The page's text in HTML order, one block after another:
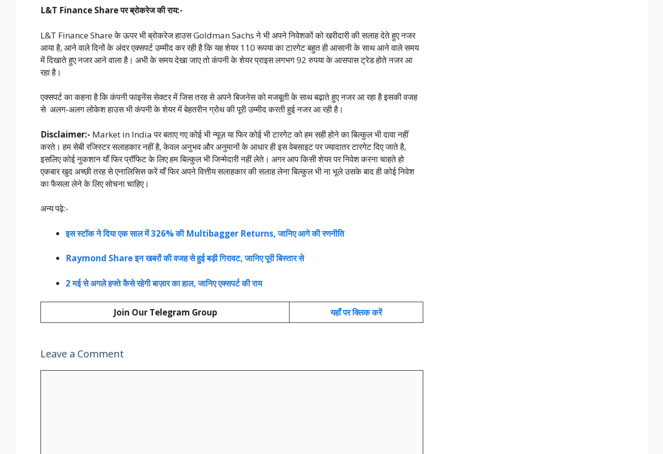
L&T Finance Share पर ब्रोकरेज की राय:-
L&T Finance Share के ऊपर भी ब्रोकरेज हाउस Goldman Sachs ने भी अपने निवेशकों को खरीदारी की सलाह देते हुए नजर
आया है, आने वाले दिनों के अंदर एक्सपर्ट उम्मीद कर रही है कि यह शेयर 110 रूपया का टारगेट बहुत ही आसानी के साथ आने वाले समय
में दिखाते हुए नजर आने वाला है। अभी के समय देखा जाए तो कंपनी के शेयर प्राइस लगभग 92 रुपया के आसपास ट्रेड होते नजर आ
रहा है।
एक्सपर्ट का कहना है कि कंपनी फाइनेंस सेक्टर में जिस तरह से अपने बिजनेस को मजबूती के साथ बढ़ाते हुए नजर आ रहा है इसकी वजह
से अलग-अलग लोकेश हाउस भी कंपनी के शेयर में बेहतरीन ग्रोथ की पूरी उम्मीद करती हुई नजर आ रही है।
Disclaimer:- Market in India पर बताए गए कोई भी न्यूज़ या फिर कोई भी टारगेट को हम सही होने का बिल्कुल भी दावा नहीं
करते। हम सेबी रजिस्टर सलाहकार नहीं है, केवल अनुभव और अनुमानों के आधार ही इस वेबसाइट पर ज्यादातर टारगेट दिए जाते है,
इसलिए कोई नुकशान याँ फिर प्रॉफिट के लिए हम बिल्कुल भी जिन्मेदारी नहीं लेते। अगर आप किसी शेयर पर निवेश करना चाहते हो
एकबार खुद अच्छी तरह से एनालिसिस करें याँ फिर अपने वित्तीय सलाहकार की सलाह लेना बिल्कुल भी ना भूले उसके बाद ही कोई निवेश
का फैसला लेने के लिए सोचना चाहिए।
अन्य पढ़े:-
इस स्टॉक ने दिया एक साल में 326% की Multibagger Returns, जानिए आगे की रणनीति
Raymond Share इन खबरों की वजह से हुई बड़ी गिरावट, जानिए पूरी बिस्तार से
2 मई से अगले हफ्ते कैसे रहेगी बाज़ार का हाल, जानिए एक्सपर्ट की राय
Join Our Telegram Group यहाँ पर क्लिक करें
Leave a Comment